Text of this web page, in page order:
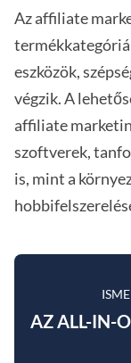
Az affiliate
eszközök,
végzik. A
affiliate
szoftverek,
is, mint a
AZ ALL-IN-